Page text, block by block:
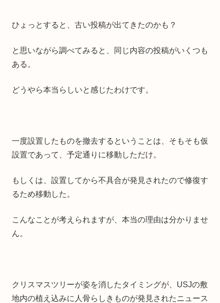
ひょっとすると、古い投稿が出てきたのかも？
と思いながら調べてみると、同じ内容の投稿がいくつも
ある。
どうやら本当らしいと感じたわけです。
一度設置したものを撤去するということは、そもそも仮
設置であって、予定通りに移動しただけ。
もしくは、設置してから不具合が発見されたので修復す
るため移動した。
こんなことが考えられますが、本当の理由は分かりませ
ん。
クリスマスツリーが姿を消したタイミングが、USJの敷
地内の植え込みに人骨らしきものが発見されたニュース